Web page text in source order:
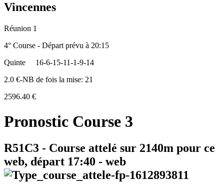
Vincennes
Réunion 1
4° Course - Départ prévu à 20:15
Quinte
16-6-15-11-1-9-14
2.0 €-NB de fois la mise: 21
2596.40 €
Pronostic Course 3
R51C3 - Course attelé sur 2140m pour ce
web, départ 17:40 - web